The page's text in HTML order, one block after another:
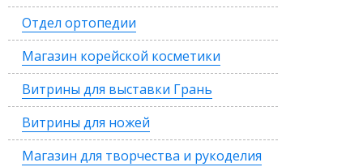
Отдел ортопедии
Магазин корейской косметики
Витрины для выставки Грань
Витрины для ножей
Магазин для творчества и рукоделия